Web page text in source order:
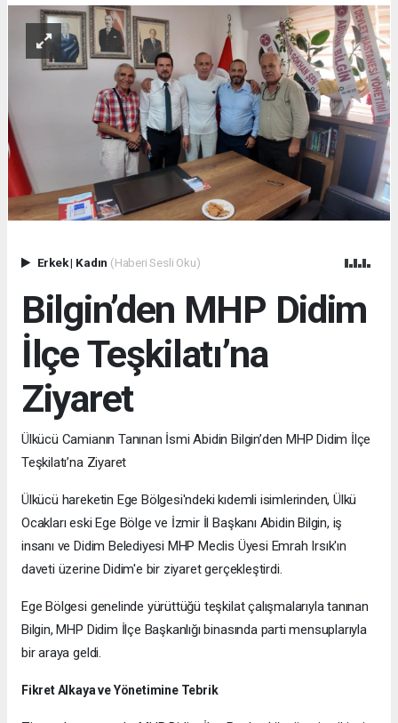
Erkek| Kadın (Haberi Sesli Oku)
Bilgin’den MHP Didim
İlçe Teşkilatı’na
Ziyaret
Ülkücü Camianın Tanınan İsmi Abidin Bilgin’den MHP Didim İlçe
Teşkilatı’na Ziyaret
Ülkücü hareketin Ege Bölgesi'ndeki kıdemli isimlerinden, Ülkü
Ocakları eski Ege Bölge ve İzmir İl Başkanı Abidin Bilgin, iş
insanı ve Didim Belediyesi MHP Meclis Üyesi Emrah Irsık'ın
daveti üzerine Didim'e bir ziyaret gerçekleştirdi.
Ege Bölgesi genelinde yürüttüğü teşkilat çalışmalarıyla tanınan
Bilgin, MHP Didim İlçe Başkanlığı binasında parti mensuplarıyla
bir araya geldi.
Fikret Alkaya ve Yönetimine Tebrik